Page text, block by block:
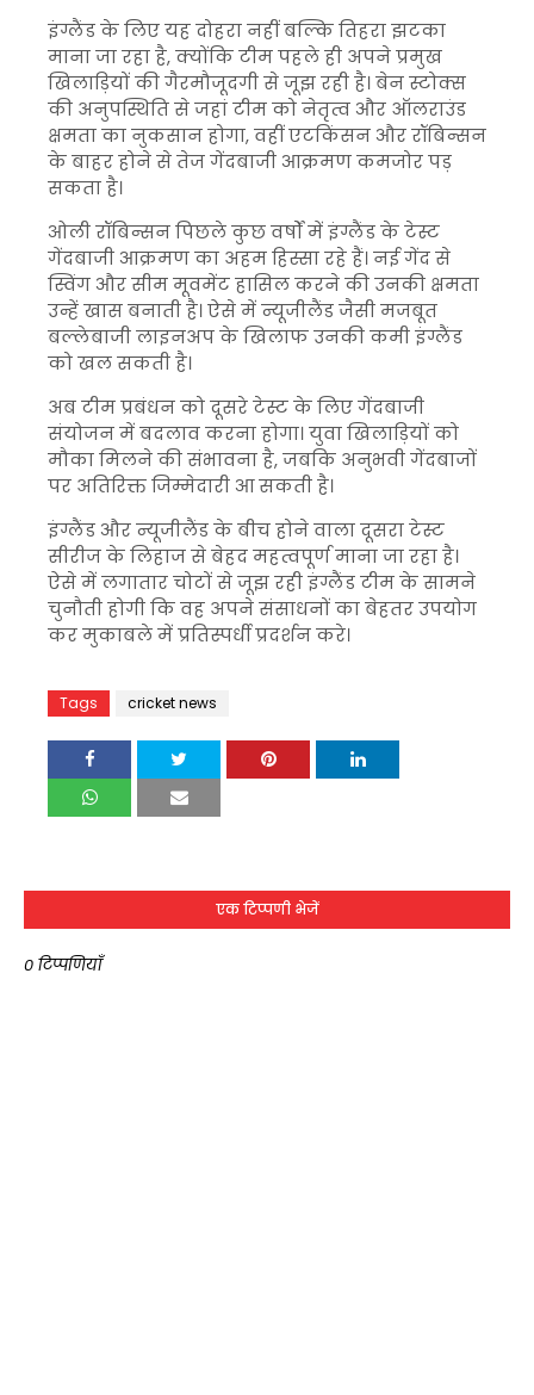
इंग्लैंड के लिए यह दोहरा नहीं बल्कि तिहरा झटका
माना जा रहा है, क्योंकि टीम पहले ही अपने प्रमुख
खिलाड़ियों की गैरमौजूदगी से जूझ रही है। बेन स्टोक्स
की अनुपस्थिति से जहां टीम को नेतृत्व और ऑलराउंड
क्षमता का नुकसान होगा, वहीं एटकिंसन और रॉबिन्सन
के बाहर होने से तेज गेंदबाजी आक्रमण कमजोर पड़
सकता है।
ओली रॉबिन्सन पिछले कुछ वर्षों में इंग्लैंड के टेस्ट
गेंदबाजी आक्रमण का अहम हिस्सा रहे हैं। नई गेंद से
स्विंग और सीम मूवमेंट हासिल करने की उनकी क्षमता
उन्हें खास बनाती है। ऐसे में न्यूजीलैंड जैसी मजबूत
बल्लेबाजी लाइनअप के खिलाफ उनकी कमी इंग्लैंड
को खल सकती है।
अब टीम प्रबंधन को दूसरे टेस्ट के लिए गेंदबाजी
संयोजन में बदलाव करना होगा। युवा खिलाड़ियों को
मौका मिलने की संभावना है, जबकि अनुभवी गेंदबाजों
पर अतिरिक्त जिम्मेदारी आ सकती है।
इंग्लैंड और न्यूजीलैंड के बीच होने वाला दूसरा टेस्ट
सीरीज के लिहाज से बेहद महत्वपूर्ण माना जा रहा है।
ऐसे में लगातार चोटों से जूझ रही इंग्लैंड टीम के सामने
चुनौती होगी कि वह अपने संसाधनों का बेहतर उपयोग
कर मुकाबले में प्रतिस्पर्धी प्रदर्शन करे।
Tags cricket news
एक टिप्पणी भेजें
0 टिप्पणियाँ